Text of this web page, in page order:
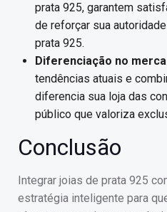
prata 925, garantem
de reforçar sua
prata 925.
Diferenciação no
tendências atuais e
diferencia sua loja das
público que valoriza
Conclusão
Integrar joias de prata 925
estratégia inteligente para